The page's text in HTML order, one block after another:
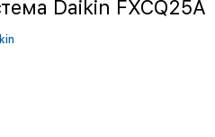
Daikin FXCQ25A